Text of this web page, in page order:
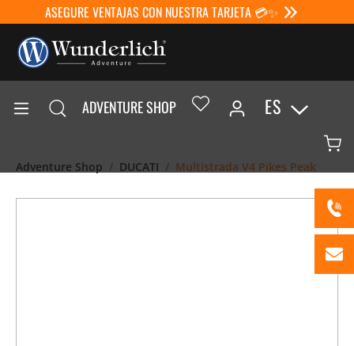
ASEGURE VENTAJAS CON NUESTRA TARJETA 💳✨
ADVENTURE SHOP ES
Adventure Shop DUCATI Multistrada V4 Pikes Peak